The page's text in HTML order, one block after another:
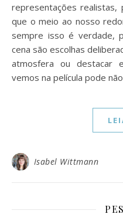
representações realistas,
que o meio ao nosso
sempre isso é verdade,
cena são escolhas
atmosfera ou destacar
vemos na película pode
Isabel Wittmann